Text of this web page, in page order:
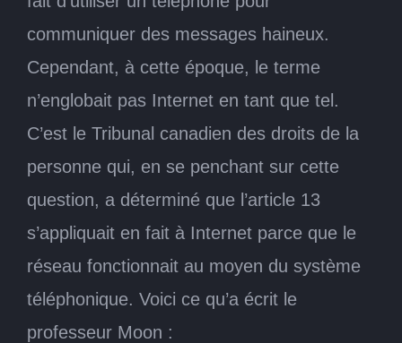
communiquer des messages haineux.
Cependant, à cette époque, le terme
n’englobait pas Internet en tant que tel.
C’est le Tribunal canadien des droits de la
personne qui, en se penchant sur cette
question, a déterminé que l’article 13
s’appliquait en fait à Internet parce que le
réseau fonctionnait au moyen du système
téléphonique. Voici ce qu’a écrit le
professeur Moon :